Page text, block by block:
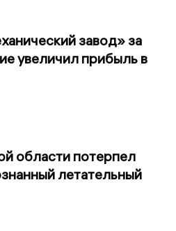
завод» за
увеличил прибыль в
области потерпел
летательный